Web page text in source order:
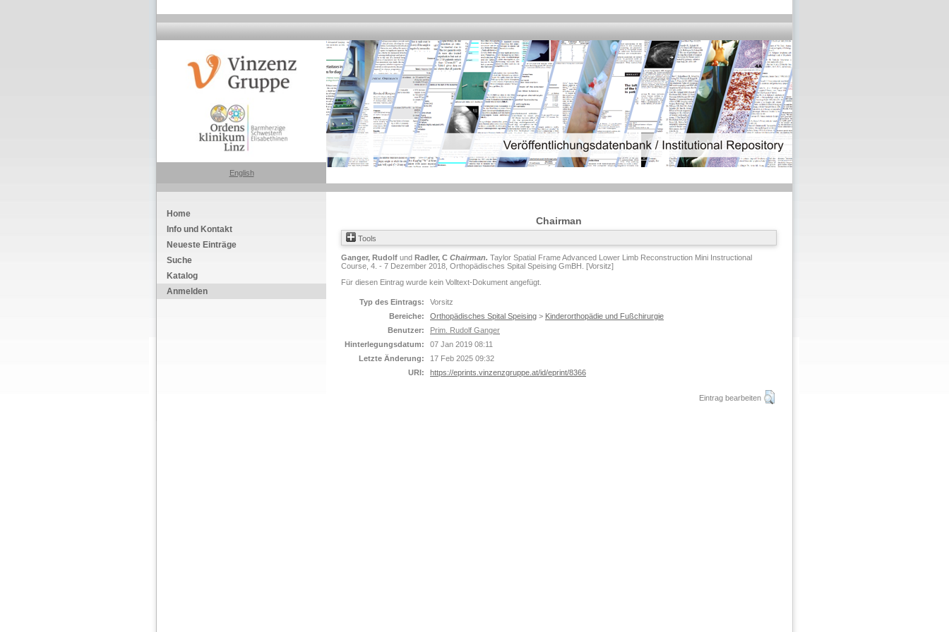
English
Home
Info und Kontakt
Neueste Einträge
Suche
Katalog
Anmelden
Chairman
Tools
Ganger, Rudolf und Radler, C Chairman. Taylor Spatial Frame Advanced Lower Limb Reconstruction Mini Instructional
Course, 4. - 7 Dezember 2018, Orthopädisches Spital Speising GmBH. [Vorsitz]
Für diesen Eintrag wurde kein Volltext-Dokument angefügt.
Typ des Eintrags:
Vorsitz
Bereiche:
Orthopädisches Spital Speising > Kinderorthopädie und Fußchirurgie
Benutzer:
Prim. Rudolf Ganger
Hinterlegungsdatum:
07 Jan 2019 08:11
Letzte Änderung:
17 Feb 2025 09:32
URI:
https://eprints.vinzenzgruppe.at/id/eprint/8366
Eintrag bearbeiten